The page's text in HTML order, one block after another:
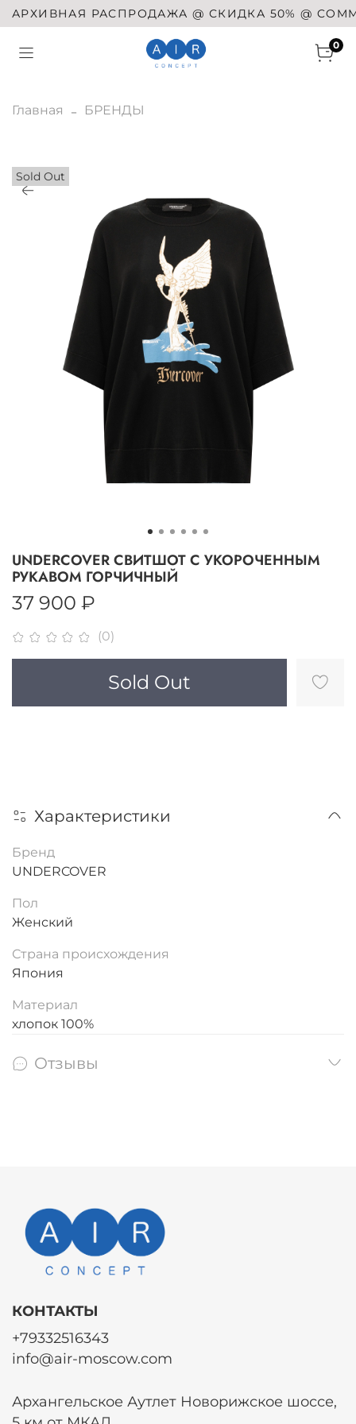
РАСПРОДАЖА @ СКИДКА 50% @ COMME DES
0
Главная БРЕНДЫ
Sold Out
(0)
UNDERCOVER СВИТШОТ С УКОРОЧЕННЫМ
РУКАВОМ ГОРЧИЧНЫЙ
37 900 ₽
Sold Out
Характеристики
Бренд
UNDERCOVER
Пол
Женский
Страна происхождения
Япония
Материал
хлопок 100%
Отзывы
КОНТАКТЫ
+79332516343
info@air-moscow.com
Архангельское Аутлет Новорижское шоссе,